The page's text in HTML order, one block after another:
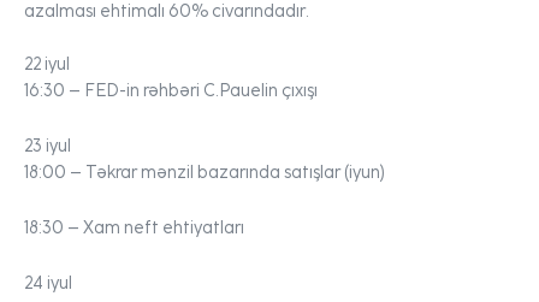
azalması ehtimalı 60% civarındadır.
22 iyul
16:30 – FED-in rəhbəri C.Pauelin çıxışı
23 iyul
18:00 – Təkrar mənzil bazarında satışlar (iyun)
18:30 – Xam neft ehtiyatları
24 iyul